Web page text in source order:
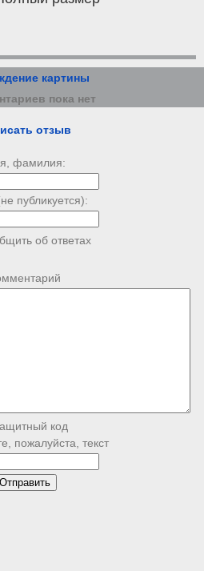
картины
пока нет
отзыв
фамилия:
публикуется):
об ответах
пожалуйста, текст